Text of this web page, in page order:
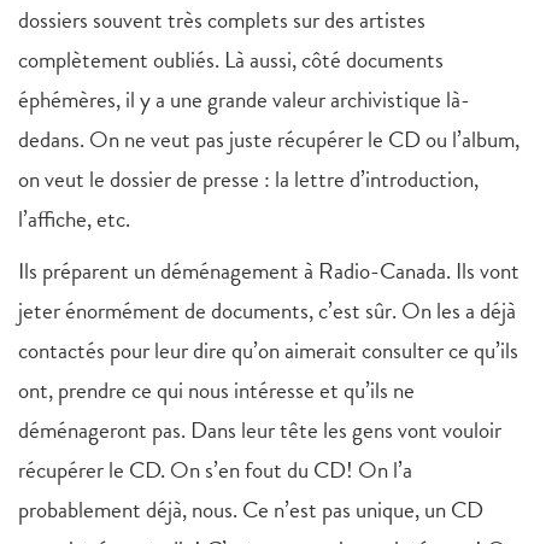
dossiers souvent très complets sur des artistes
complètement oubliés. Là aussi, côté documents
éphémères, il y a une grande valeur archivistique là-
dedans. On ne veut pas juste récupérer le CD ou l’album,
on veut le dossier de presse : la lettre d’introduction,
l’affiche, etc.
Ils préparent un déménagement à Radio-Canada. Ils vont
jeter énormément de documents, c’est sûr. On les a déjà
contactés pour leur dire qu’on aimerait consulter ce qu’ils
ont, prendre ce qui nous intéresse et qu’ils ne
déménageront pas. Dans leur tête les gens vont vouloir
récupérer le CD. On s’en fout du CD! On l’a
probablement déjà, nous. Ce n’est pas unique, un CD